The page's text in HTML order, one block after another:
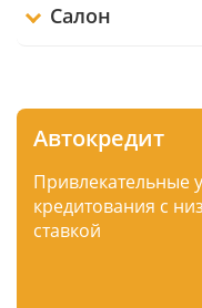
Салон
Автокредит
Привлекательные
кредитования с
ставкой